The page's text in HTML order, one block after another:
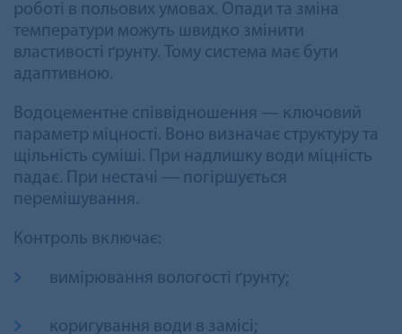
роботі в польових умовах. Опади та зміна
температури можуть швидко змінити
властивості ґрунту. Тому система має бути
адаптивною.
Водоцементне співвідношення — ключовий
параметр міцності. Воно визначає структуру та
щільність суміші. При надлишку води міцність
падає. При нестачі — погіршується
перемішування.
Контроль включає:
вимірювання вологості ґрунту;
коригування води в замісі;